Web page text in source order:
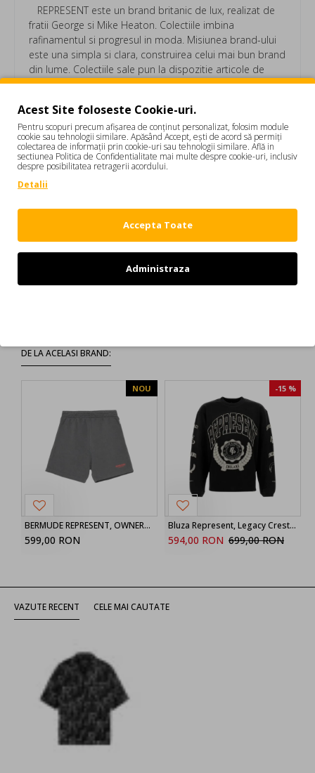
REPRESENT este un brand britanic de lux, realizat de
fratii George si Mike Heaton. Colectiile imbina
rafinamentul si progresul in moda. Misiunea brand-ului
este una simpla si clara, construirea celui mai bun brand
din lume. Colectiile sale pun la dispozitie articole de
imbracaminte streetwear. Represent ofera linii de
produse contemporane si versatile.
Camasa Represent, Initial Logo, Oversized MLM21201
Camasi barbati
Etichete: Camasa Represent
Initial Logo
MLM21201 Camasi barbati
DE LA ACELASI BRAND:
NOU
BERMUDE REPRESENT, OWNERS CLUB, Grey
599,00 RON
-15 %
Bluza Represent, Legacy Crest Print, Negru
594,00 RON 699,00 RON
VAZUTE RECENT CELE MAI CAUTATE
Acest Site foloseste Cookie-uri.
Pentru scopuri precum afișarea de conținut personalizat, folosim module
cookie sau tehnologii similare. Apăsând Accept, ești de acord să permiți
colectarea de informații prin cookie-uri sau tehnologii similare. Află in
sectiunea Politica de Confidentialitate mai multe despre cookie-uri, inclusiv
despre posibilitatea retragerii acordului.
Detalii
Accepta Toate
Administraza